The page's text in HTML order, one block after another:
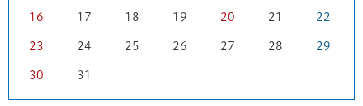
16 17 18 19 20 21 22
23 24 25 26 27 28 29
30 31